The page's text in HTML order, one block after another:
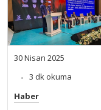
30 Nisan 2025
3 dk okuma
Haber